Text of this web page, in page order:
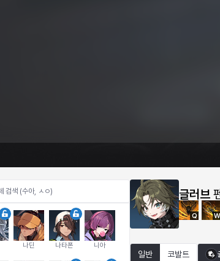
나딘 나타폰 니아
글러브
Q W
일반 코발트